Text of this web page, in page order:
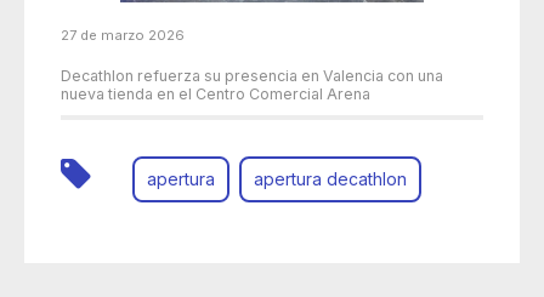
27 de marzo 2026
Decathlon refuerza su presencia en Valencia con una
nueva tienda en el Centro Comercial Arena
apertura apertura decathlon